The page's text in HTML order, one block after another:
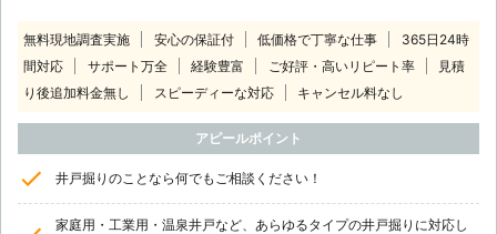
無料現地調査実施 安心の保証付 低価格で丁寧な仕事
365日24時
間対応
サポート万全 経験豊富 ご好評・高いリピート率
見積
り後追加料金無し
スピーディーな対応 キャンセル料なし
アピールポイント
井戸掘りのことなら何でもご相談ください！
家庭用・工業用・温泉井戸など、あらゆるタイプの井戸掘りに対応し